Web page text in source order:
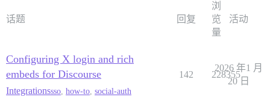
话题 回复
浏
览
量
活动
Configuring X login and rich
embeds for Discourse
Integrationssso how-to social-auth
142 228355
2026 年1 月
20 日